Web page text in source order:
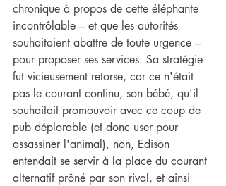
chronique à propos de cette éléphante
incontrôlable – et que les autorités
souhaitaient abattre de toute urgence –
pour proposer ses services. Sa stratégie
fut vicieusement retorse, car ce n'était
pas le courant continu, son bébé, qu'il
souhaitait promouvoir avec ce coup de
pub déplorable (et donc user pour
assassiner l'animal), non, Edison
entendait se servir à la place du courant
alternatif prôné par son rival, et ainsi